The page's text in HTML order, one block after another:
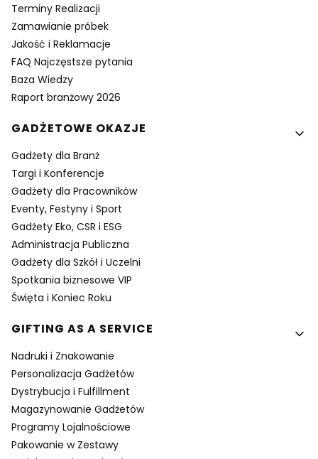
Terminy Realizacji
Zamawianie próbek
Jakość i Reklamacje
FAQ Najczęstsze pytania
Baza Wiedzy
Raport branżowy 2026
GADŻETOWE OKAZJE
Gadżety dla Branż
Targi i Konferencje
Gadżety dla Pracowników
Eventy, Festyny i Sport
Gadżety Eko, CSR i ESG
Administracja Publiczna
Gadżety dla Szkół i Uczelni
Spotkania biznesowe VIP
Święta i Koniec Roku
GIFTING AS A SERVICE
Nadruki i Znakowanie
Personalizacja Gadżetów
Dystrybucja i Fulfillment
Magazynowanie Gadżetów
Programy Lojalnościowe
Pakowanie w Zestawy